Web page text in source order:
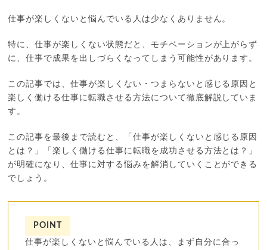
仕事が楽しくないと悩んでいる人は少なくありません。
特に、仕事が楽しくない状態だと、モチベーションが上がらず
に、仕事で成果を出しづらくなってしまう可能性があります。
この記事では、仕事が楽しくない・つまらないと感じる原因と
楽しく働ける仕事に転職させる方法について徹底解説していま
す。
この記事を最後まで読むと、「仕事が楽しくないと感じる原因
とは？」「楽しく働ける仕事に転職を成功させる方法とは？」
が明確になり、仕事に対する悩みを解消していくことができる
でしょう。
POINT
仕事が楽しくないと悩んでいる人は、まず自分に合っ